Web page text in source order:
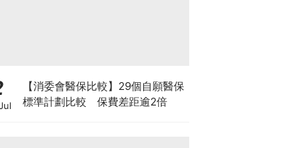
【消委會醫保比較】29個自願醫保
標準計劃比較 保費差距逾2倍